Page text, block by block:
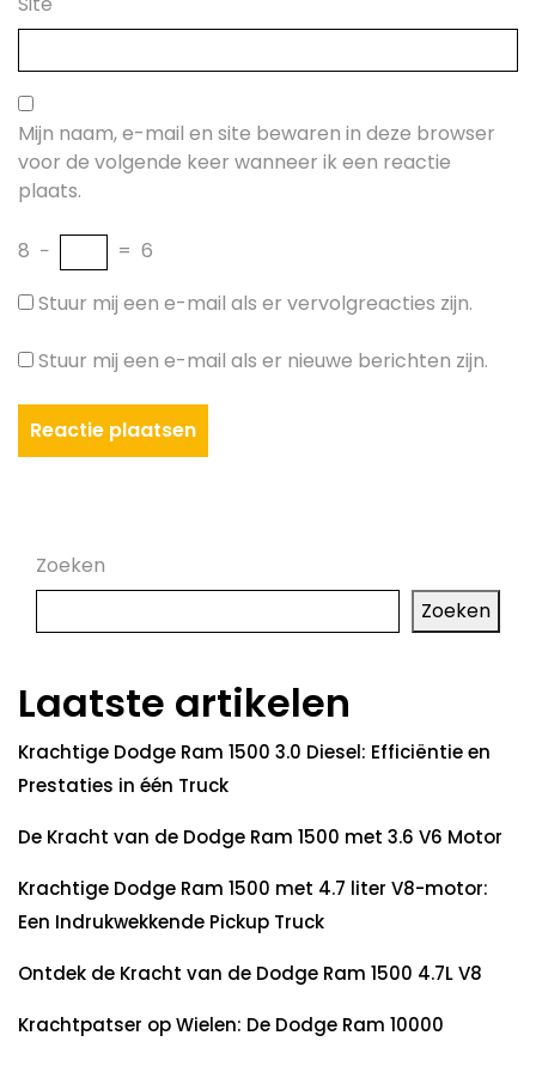
Mijn naam, e-mail en site bewaren in deze browser
voor de volgende keer wanneer ik een reactie
plaats.
8 − = 6
Stuur mij een e-mail als er vervolgreacties zijn.
Stuur mij een e-mail als er nieuwe berichten zijn.
Zoeken
Zoeken
Laatste artikelen
Krachtige Dodge Ram 1500 3.0 Diesel: Efficiëntie en
Prestaties in één Truck
De Kracht van de Dodge Ram 1500 met 3.6 V6 Motor
Krachtige Dodge Ram 1500 met 4.7 liter V8-motor:
Een Indrukwekkende Pickup Truck
Ontdek de Kracht van de Dodge Ram 1500 4.7L V8
Krachtpatser op Wielen: De Dodge Ram 10000